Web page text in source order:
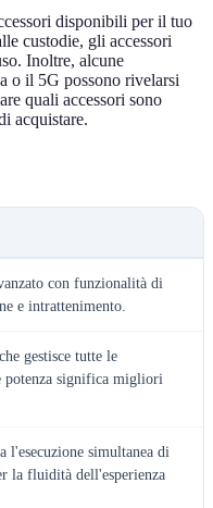
disponibili per il tuo
custodie, gli accessori
Inoltre, alcune
o il 5G possono rivelarsi
quali accessori sono
acquistare.
con funzionalità di
e intrattenimento.
gestisce tutte le
potenza significa migliori
l'esecuzione simultanea di
la fluidità dell'esperienza